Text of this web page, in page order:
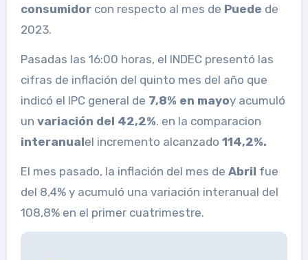
consumidorcon respecto al mes de Puede de
2023.
Pasadas las 16:00 horas, el INDEC presentó las
cifras de inflación del quinto mes del año que
indicó el IPC general de 7,8% en mayoy acumuló
un variación del 42,2%. en la comparacion
interanualel incremento alcanzado 114,2%.
El mes pasado, la inflación del mes de Abril fue
del 8,4% y acumuló una variación interanual del
108,8% en el primer cuatrimestre.